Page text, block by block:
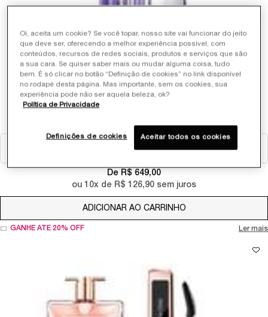
RÉNERGIE H.C.F. TRIPLE SERUM
CONCENTRADO ANTI-IDADE DE ALTO DESEMPENHO
Selecionar Tamanho
De R$ 649,00
ou 10x de R$ 126,90 sem juros
ADICIONAR AO CARRINHO
GANHE ATÉ 20% OFF Ler mais
Oi, aceita um cookie? Se você topar, nosso site vai funcionar do jeito
que deve ser, oferecendo a melhor experiência possível, com
conteúdos, recursos de redes sociais, produtos e serviços que são
a sua cara. Se quiser saber mais ou mudar alguma coisa, tudo
bem. É só clicar no botão “Definição de cookies” no link disponível
no rodapé desta página. Mas importante, sem os cookies, sua
experiência pode não ser aquela beleza, ok?
Política de Privacidade
Definições de cookies Aceitar todos os cookies